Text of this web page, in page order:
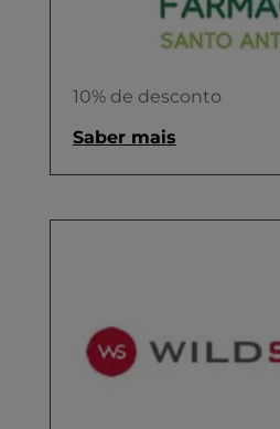
10% de desconto
Saber mais